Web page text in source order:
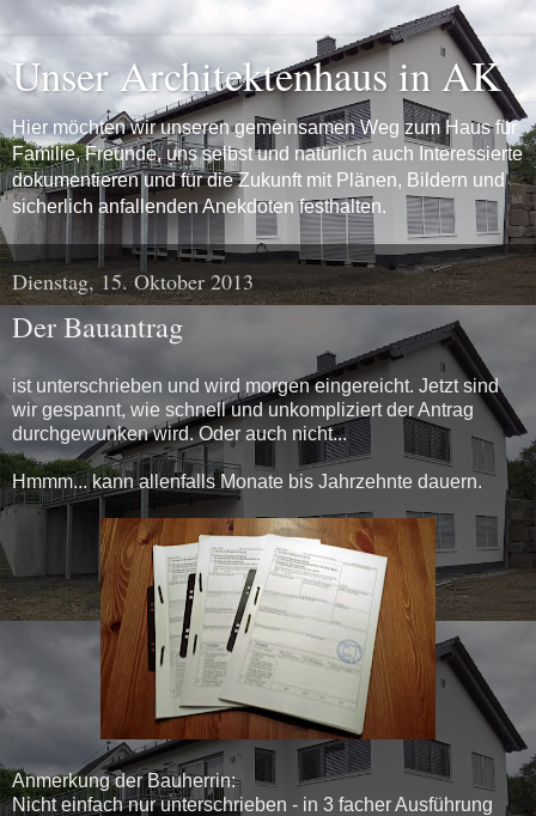
Unser Architektenhaus in AK
Hier möchten wir unseren gemeinsamen Weg zum Haus für
Familie, Freunde, uns selbst und natürlich auch Interessierte
dokumentieren und für die Zukunft mit Plänen, Bildern und
sicherlich anfallenden Anekdoten festhalten.
Dienstag, 15. Oktober 2013
Der Bauantrag
ist unterschrieben und wird morgen eingereicht. Jetzt sind
wir gespannt, wie schnell und unkompliziert der Antrag
durchgewunken wird. Oder auch nicht...
Hmmm... kann allenfalls Monate bis Jahrzehnte dauern.
Anmerkung der Bauherrin:
Nicht einfach nur unterschrieben - in 3 facher Ausführung